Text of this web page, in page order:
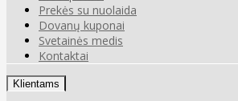
Prekės su nuolaida
Dovanų kuponai
Svetainės medis
Kontaktai
Klientams